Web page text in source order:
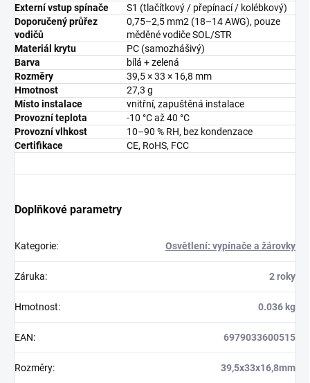
Externí vstup spínače
S1 (tlačítkový / přepínací / kolébkový)
Doporučený průřez
vodičů
0,75–2,5 mm2 (18–14 AWG), pouze
měděné vodiče SOL/STR
Materiál krytu
PC (samozhášivý)
Barva
bílá + zelená
Rozměry
39,5 × 33 × 16,8 mm
Hmotnost
27,3 g
Místo instalace
vnitřní, zapuštěná instalace
Provozní teplota
-10 °C až 40 °C
Provozní vlhkost
10–90 % RH, bez kondenzace
Certifikace
CE, RoHS, FCC
Doplňkové parametry
Kategorie: Osvětlení: vypínače a žárovky
Záruka: 2 roky
Hmotnost: 0.036 kg
EAN: 6979033600515
Rozměry: 39,5x33x16,8mm